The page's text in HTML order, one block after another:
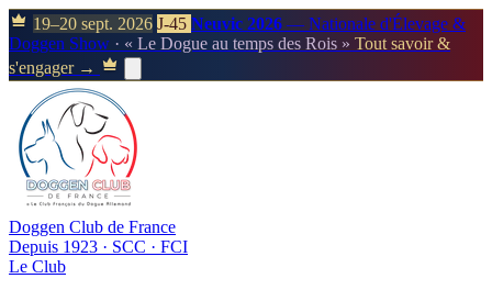
19–20 sept. 2026 J-45 Neuvic 2026 — Nationale d'Élevage &
Doggen Show · « Le Dogue au temps des Rois » Tout savoir &
s'engager →
Doggen Club de France
Depuis 1923 · SCC · FCI
Le Club